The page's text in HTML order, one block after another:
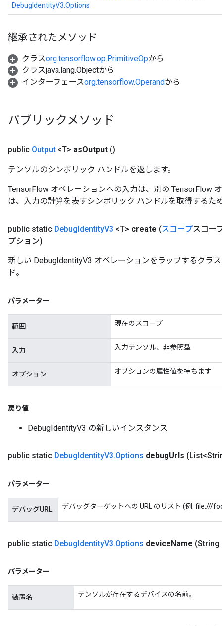
DebugIdentityV3.Options
継承されたメソッド
クラスorg.tensorflow.op.PrimitiveOpから
クラスjava.lang.Objectから
インターフェースorg.tensorflow.Operandから
パブリックメソッド
public Output <T> asOutput ()
テンソルのシンボリック ハンドルを返します。
TensorFlow オペレーションへの入力は、別の TensorFlow
は、入力の計算を表すシンボリック ハンドルを取得するた
public static DebugIdentityV3 <T> create (スコープスコー
プション)
新しい DebugIdentityV3 オペレーションをラップするクラ
ド。
パラメーター
範囲 現在のスコープ
入力 入力テンソル、非参照型
オプション オプションの属性値を持ちます
戻り値
DebugIdentityV3 の新しいインスタンス
public static DebugIdentityV3.Options debugUrls
パラメーター
デバッグURL デバッグターゲットへの URL のリスト (例:
public static DebugIdentityV3.Options deviceName (String
パラメーター
装置名 テンソルが存在するデバイスの名前。